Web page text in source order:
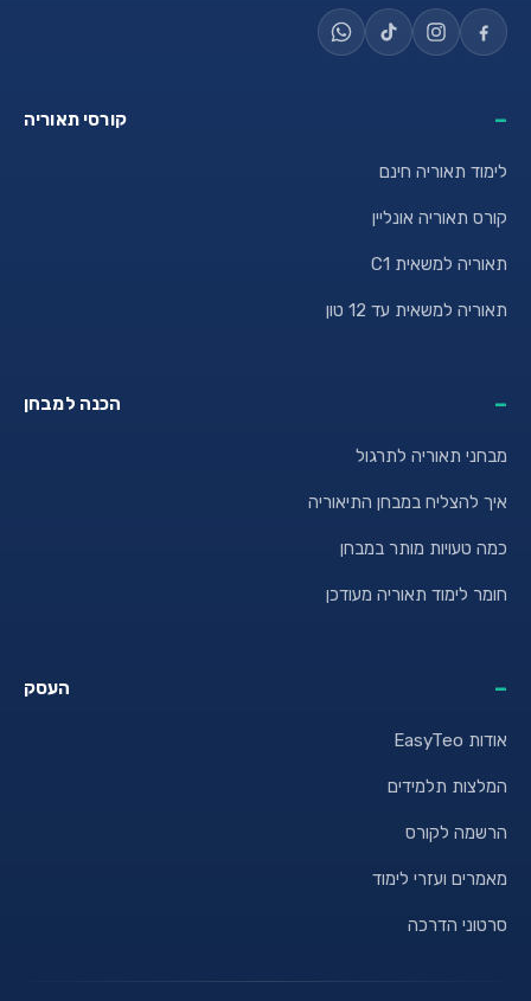
קורסי תאוריה
לימוד תאוריה חינם
קורס תאוריה אונליין
תאוריה למשאית C1
תאוריה למשאית עד 12 טון
הכנה למבחן
מבחני תאוריה לתרגול
איך להצליח במבחן התיאוריה
כמה טעויות מותר במבחן
חומר לימוד תאוריה מעודכן
העסק
אודות EasyTeo
המלצות תלמידים
הרשמה לקורס
מאמרים ועזרי לימוד
סרטוני הדרכה